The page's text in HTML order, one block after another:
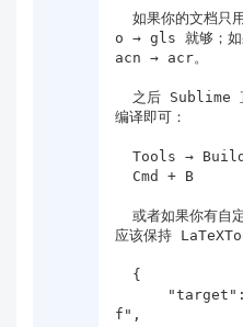
  如果你的文档只用普通 glossary，通常 gl
o → gls 就够；如
acn → acr。
编译即可：
  Tools → Build System → LaTeX
  或者如果你有自定义 .sublime-build，也
应该保持
f",